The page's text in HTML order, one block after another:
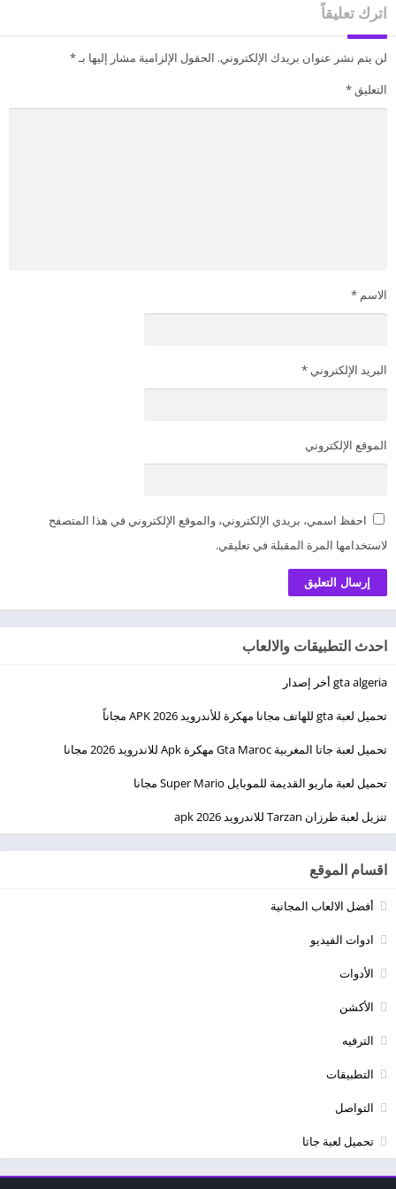
اترك تعليقاً
لن يتم نشر عنوان بريدك الإلكتروني. الحقول الإلزامية مشار إليها بـ*
التعليق *
الاسم *
البريد الإلكتروني *
الموقع الإلكتروني
احفظ اسمي، بريدي الإلكتروني، والموقع الإلكتروني في هذا المتصفح
لاستخدامها المرة المقبلة في تعليقي.
احدث التطبيقات والالعاب
gta algeria أخر إصدار
تحميل لعبة gta للهاتف مجانا مهكرة للأندرويد 2026 APK مجاناً
تحميل لعبة جاتا المغربية Gta Maroc مهكرة Apk للاندرويد 2026 مجانا
تحميل لعبة ماريو القديمة للموبايل Super Mario مجانا
تنزيل لعبة طرزان Tarzan للاندرويد apk 2026
اقسام الموقع
أفضل الالعاب المجانية
ادوات الفيديو
الأدوات
الأكشن
الترفيه
التطبيقات
التواصل
تحميل لعبة جاتا